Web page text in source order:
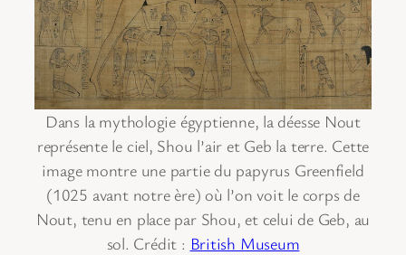
Dans la mythologie égyptienne, la déesse Nout
représente le ciel, Shou l’air et Geb la terre. Cette
image montre une partie du papyrus Greenfield
(1025 avant notre ère) où l’on voit le corps de
Nout, tenu en place par Shou, et celui de Geb, au
sol. Crédit : British Museum